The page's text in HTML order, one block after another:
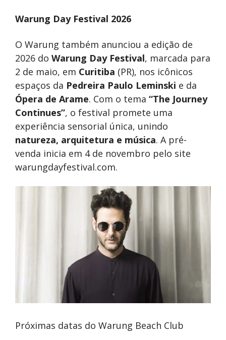
Warung Day Festival 2026
O Warung também anunciou a edição de
2026 do Warung Day Festival, marcada para
2 de maio, em Curitiba (PR), nos icônicos
espaços da Pedreira Paulo Leminski e da
Ópera de Arame. Com o tema “The Journey
Continues”, o festival promete uma
experiência sensorial única, unindo
natureza, arquitetura e música. A pré-
venda inicia em 4 de novembro pelo site
warungdayfestival.com.
Próximas datas do Warung Beach Club